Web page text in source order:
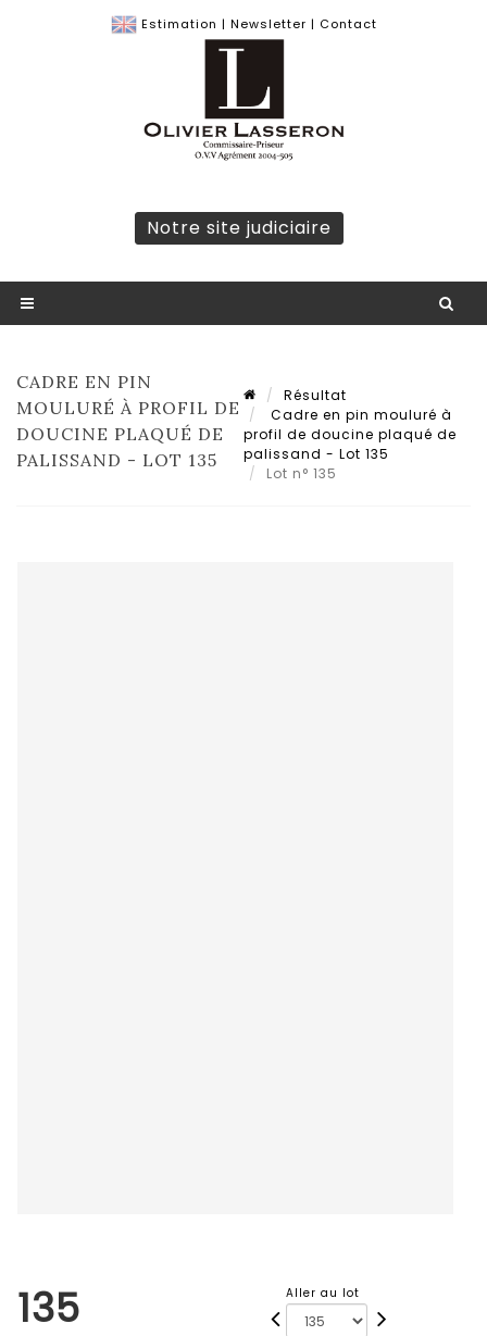
Estimation | Newsletter | Contact
Notre site judiciaire
CADRE EN PIN
MOULURÉ À PROFIL DE
DOUCINE PLAQUÉ DE
PALISSAND - LOT 135
Résultat
Cadre en pin mouluré à
profil de doucine plaqué de
palissand - Lot 135
Lot n° 135
135 Aller au lot